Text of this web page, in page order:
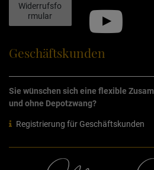
Widerrufsfo
rmular
Geschäftskunden
Sie wünschen sich eine flexible
und ohne Depotzwang?
Registrierung für Geschäftskunden